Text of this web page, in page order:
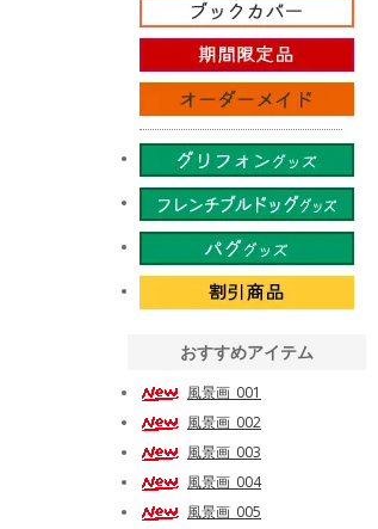
おすすめアイテム
風景画_001
風景画_002
風景画_003
風景画_004
風景画_005